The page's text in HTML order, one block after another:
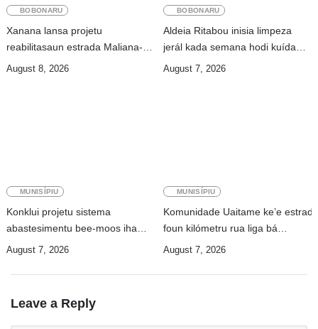
BOBONARU
Xanana lansa projetu
reabilitasaun estrada Maliana-
Kailaku 26Km
August 8, 2026
BOBONARU
Aldeia Ritabou inisia limpeza
jerál kada semana hodi kuída
ambiente moos
August 7, 2026
MUNISÍPIU
Konklui projetu sistema
abastesimentu bee-moos iha
Lakluta, komunidade hahú
August 7, 2026
MUNISÍPIU
Komunidade Uaitame ke’e estrada
foun kilómetru rua liga bá
Uailalika
August 7, 2026
Leave a Reply